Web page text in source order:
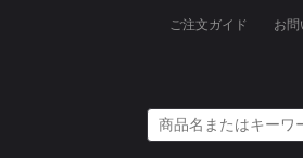
ご注文ガイド お